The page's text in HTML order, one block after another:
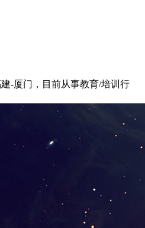
-厦门，目前从事教育/培训行